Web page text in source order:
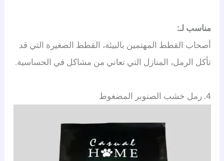
مناسب لـ:
أصحاب القطط المهتمين بالبيئة، القطط الصغيرة التي قد
تأكل الرمل، المنازل التي تعاني من مشاكل في الحساسية.